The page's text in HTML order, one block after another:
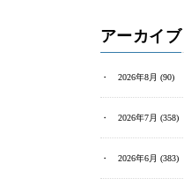
アーカイブ
2026年8月 (90)
2026年7月 (358)
2026年6月 (383)